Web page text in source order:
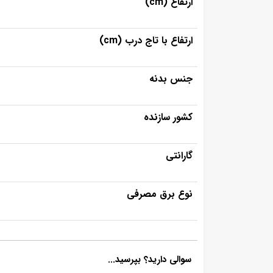
ارتفاع با تاج درب (cm)
جنس بدنه
کشور سازنده
گارانتی
نوع برق مصرفی
سوالی دارید؟ بپرسید...